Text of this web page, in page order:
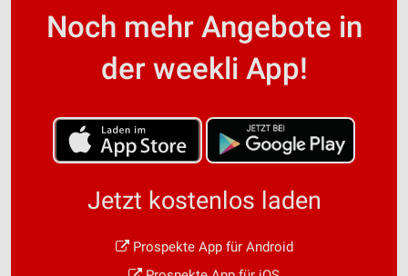
Noch mehr Angebote in
der weekli App!
Jetzt kostenlos laden
Prospekte App für Android